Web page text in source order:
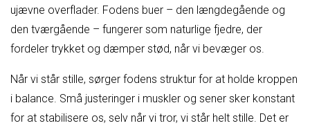
ujævne overflader. Fodens buer – den længdegående og
den tværgående – fungerer som naturlige fjedre, der
fordeler trykket og dæmper stød, når vi bevæger os.
Når vi står stille, sørger fodens struktur for at holde kroppen
i balance. Små justeringer i muskler og sener sker konstant
for at stabilisere os, selv når vi tror, vi står helt stille. Det er